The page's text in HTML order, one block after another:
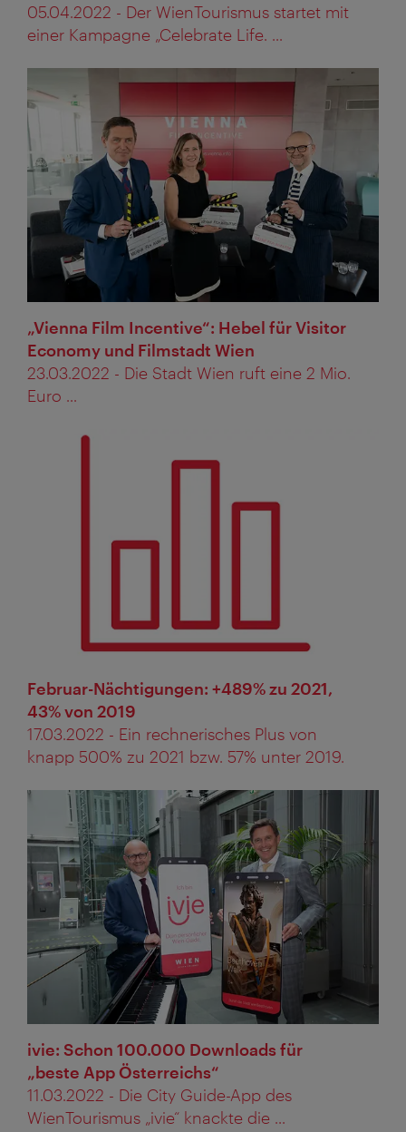
05.04.2022 - Der WienTourismus startet mit
einer Kampagne „Celebrate Life. ...
„Vienna Film Incentive“: Hebel für Visitor
Economy und Filmstadt Wien
23.03.2022 - Die Stadt Wien ruft eine 2 Mio.
Euro ...
Februar-Nächtigungen: +489% zu 2021,
43% von 2019
17.03.2022 - Ein rechnerisches Plus von
knapp 500% zu 2021 bzw. 57% unter 2019.
ivie: Schon 100.000 Downloads für
„beste App Österreichs“
11.03.2022 - Die City Guide-App des
WienTourismus „ivie“ knackte die ...